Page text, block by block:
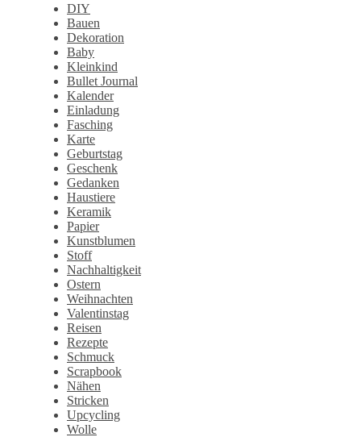
DIY
Bauen
Dekoration
Baby
Kleinkind
Bullet Journal
Kalender
Einladung
Fasching
Karte
Geburtstag
Geschenk
Gedanken
Haustiere
Keramik
Papier
Kunstblumen
Stoff
Nachhaltigkeit
Ostern
Weihnachten
Valentinstag
Reisen
Rezepte
Schmuck
Scrapbook
Nähen
Stricken
Upcycling
Wolle